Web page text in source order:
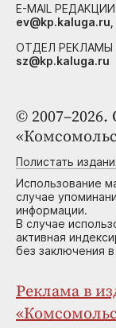
©
Полистать
Использование
случае
информации.
В случае
активная
без заключения
Реклама в
E-MAIL РЕДАКЦИИ
ОТДЕЛ РЕКЛАМЫ
sz@kp.kaluga.ru